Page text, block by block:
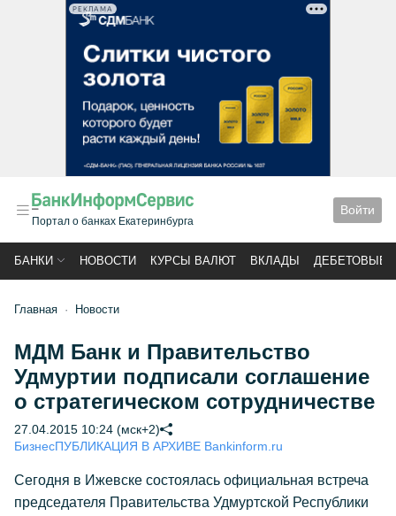
РЕКЛАМА
Портал о банках Екатеринбурга
Войти
БАНКИ НОВОСТИ КУРСЫ ВАЛЮТ ВКЛАДЫ ДЕБЕТОВЫЕ
Главная Новости
МДМ Банк и Правительство
Удмуртии подписали соглашение
о стратегическом сотрудничестве
27.04.2015 10:24 (мск+2)
БизнесПУБЛИКАЦИЯ В АРХИВЕ Bankinform.ru
Сегодня в Ижевске состоялась официальная встреча
председателя Правительства Удмуртской Республики